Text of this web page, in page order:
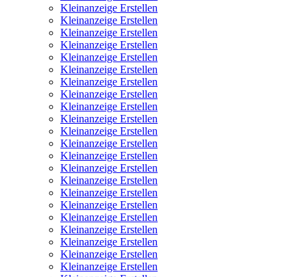
Kleinanzeige Erstellen
Kleinanzeige Erstellen
Kleinanzeige Erstellen
Kleinanzeige Erstellen
Kleinanzeige Erstellen
Kleinanzeige Erstellen
Kleinanzeige Erstellen
Kleinanzeige Erstellen
Kleinanzeige Erstellen
Kleinanzeige Erstellen
Kleinanzeige Erstellen
Kleinanzeige Erstellen
Kleinanzeige Erstellen
Kleinanzeige Erstellen
Kleinanzeige Erstellen
Kleinanzeige Erstellen
Kleinanzeige Erstellen
Kleinanzeige Erstellen
Kleinanzeige Erstellen
Kleinanzeige Erstellen
Kleinanzeige Erstellen
Kleinanzeige Erstellen